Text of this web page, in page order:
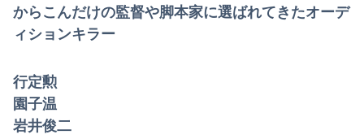
Powered by livedoor 相互RSS
からこんだけの監督や脚本家に選ばれてきたオーデ
ィションキラー
行定勲
園子温
岩井俊二